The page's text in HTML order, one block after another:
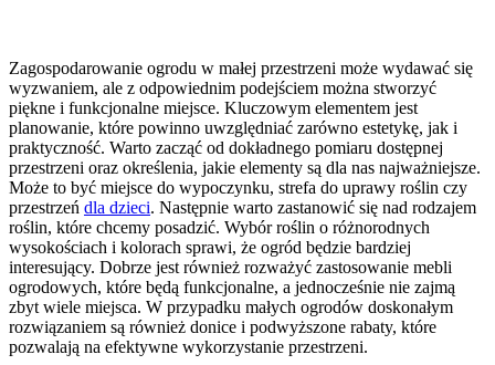
Zagospodarowanie ogrodu w małej przestrzeni może wydawać się
wyzwaniem, ale z odpowiednim podejściem można stworzyć
piękne i funkcjonalne miejsce. Kluczowym elementem jest
planowanie, które powinno uwzględniać zarówno estetykę, jak i
praktyczność. Warto zacząć od dokładnego pomiaru dostępnej
przestrzeni oraz określenia, jakie elementy są dla nas najważniejsze.
Może to być miejsce do wypoczynku, strefa do uprawy roślin czy
przestrzeń dla dzieci. Następnie warto zastanowić się nad rodzajem
roślin, które chcemy posadzić. Wybór roślin o różnorodnych
wysokościach i kolorach sprawi, że ogród będzie bardziej
interesujący. Dobrze jest również rozważyć zastosowanie mebli
ogrodowych, które będą funkcjonalne, a jednocześnie nie zajmą
zbyt wiele miejsca. W przypadku małych ogrodów doskonałym
rozwiązaniem są również donice i podwyższone rabaty, które
pozwalają na efektywne wykorzystanie przestrzeni.